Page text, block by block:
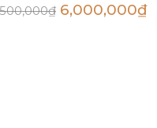
₫ 6,000,000₫